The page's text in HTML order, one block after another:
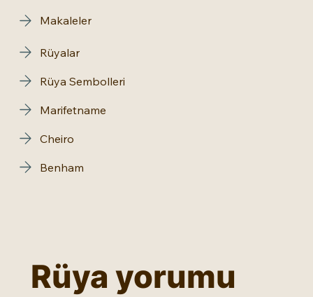
Makaleler
Rüyalar
Rüya Sembolleri
Marifetname
Cheiro
Benham
Rüya yorumu